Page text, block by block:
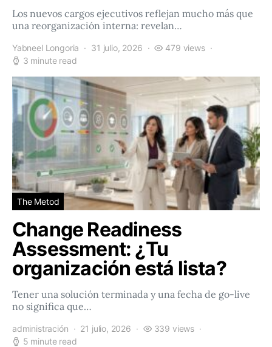
Los nuevos cargos ejecutivos reflejan mucho más que
una reorganización interna: revelan…
Yabneel Longoria 31 julio, 2026
479 views
3 minute read
The Metod
Change Readiness
Assessment: ¿Tu
organización está lista?
Tener una solución terminada y una fecha de go-live
no significa que…
administración 21 julio, 2026
339 views
5 minute read